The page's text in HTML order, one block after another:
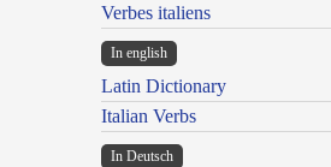
Verbes italiens
In english
Latin Dictionary
Italian Verbs
In Deutsch